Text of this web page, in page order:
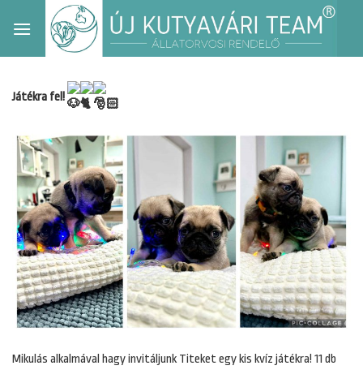
Játékra fel!
Mikulás alkalmával hagy invitáljunk Titeket egy kis kvíz játékra! 11 db